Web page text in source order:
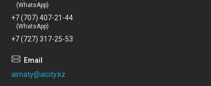
(WhatsApp)
+7 (707) 407-21-44
(WhatsApp)
+7 (727) 317-25-53
almaty@alcity.kz